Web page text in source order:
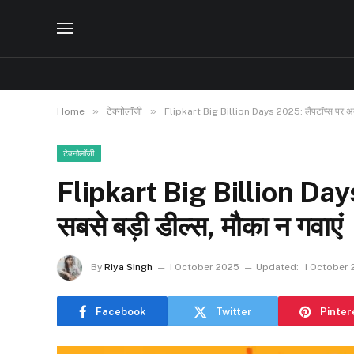
Home » टेक्नोलॉजी » Flipkart Big Billion Days 2025: लैपटॉप्स पर अब
टेक्नोलॉजी
Flipkart Big Billion
सबसे बड़ी डील्स, मौका न गवाएं
By Riya Singh 1 October 2025 Updated: 1 October
Facebook Twitter